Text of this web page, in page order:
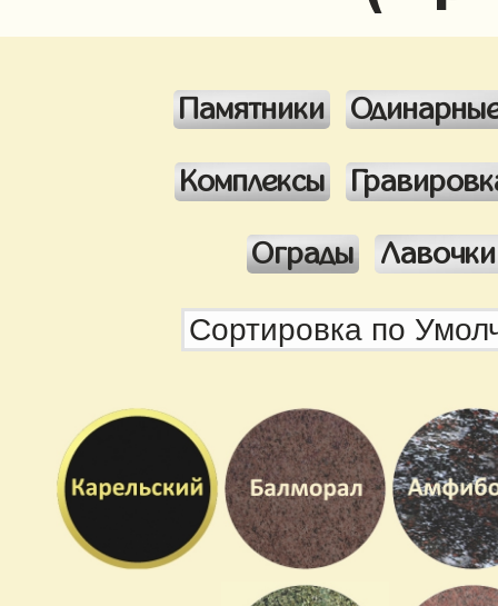
Памятники
Комплексы
Ограды